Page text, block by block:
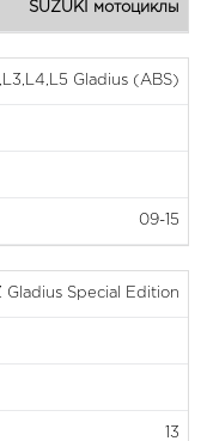
SUZUKI мотоциклы
Gladius (ABS)
09-15
Gladius Special Edition
13